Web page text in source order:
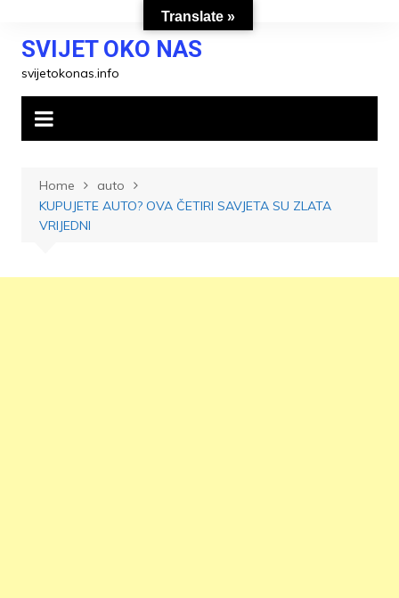
contentSVIJET OKO NAS
svijetokonas.info
Home
auto
KUPUJETE AUTO? OVA ČETIRI SAVJETA SU ZLATA
VRIJEDNI
Translate »